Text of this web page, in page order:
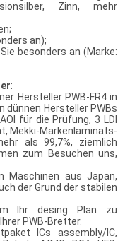
Zinn, mehr
an);
besonders an (Marke:
:
Hersteller PWB-FR4 in
dünnen Hersteller PWBs
für die Prüfung, 3 LDI
Mekki-Markenlaminats-
als 99,7%, ziemlich
zum Besuchen uns,
Maschinen aus Japan,
der Grund der stabilen
Ihr desing Plan zu
PWB-Bretter.
ICs assembly/IC,